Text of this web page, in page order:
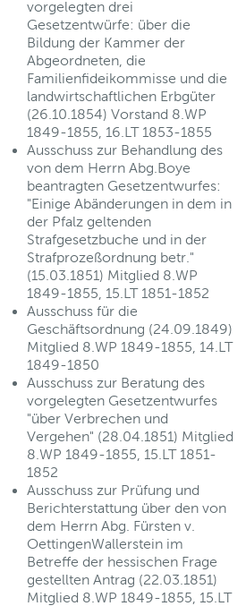
vorgelegten drei
Gesetzentwürfe: über die
Bildung der Kammer der
Abgeordneten, die
Familienfideikommisse und die
landwirtschaftlichen Erbgüter
(26.10.1854) Vorstand 8.WP
1849-1855, 16.LT 1853-1855
Ausschuss zur Behandlung des
von dem Herrn Abg.Boye
beantragten Gesetzentwurfes:
"Einige Abänderungen in dem in
der Pfalz geltenden
Strafgesetzbuche und in der
Strafprozeßordnung betr."
(15.03.1851) Mitglied 8.WP
1849-1855, 15.LT 1851-1852
Ausschuss für die
Geschäftsordnung (24.09.1849)
Mitglied 8.WP 1849-1855, 14.LT
1849-1850
Ausschuss zur Beratung des
vorgelegten Gesetzentwurfes
"über Verbrechen und
Vergehen" (28.04.1851) Mitglied
8.WP 1849-1855, 15.LT 1851-
1852
Ausschuss zur Prüfung und
Berichterstattung über den von
dem Herrn Abg. Fürsten v.
OettingenWallerstein im
Betreffe der hessischen Frage
gestellten Antrag (22.03.1851)
Mitglied 8.WP 1849-1855, 15.LT